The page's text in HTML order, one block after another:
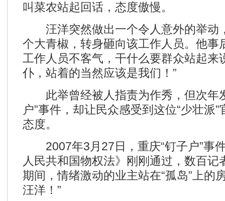
叫菜农站起回话，态度傲慢。
汪洋突然做出一个令人意外的举动
个大青椒，转身砸向该工作人员。他事
工作人员不客气，干什么要群众站起来
仆，站着的当然应该是我们！”
此举曾经被人指责为作秀，但次年
户”事件，却让民众感受到这位“少壮派
态度。
2007年3月27日，重庆“钉子户”事
人民共和国物权法》刚刚通过，数百
期间，情绪激动的业主站在“孤岛”上的
汪洋！”